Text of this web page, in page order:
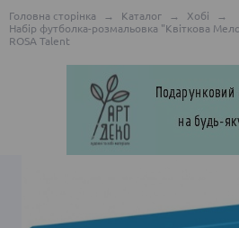
Головна сторінка → Каталог → Хобі
→
Набір футболка-розмальовка "Квіткова
ROSA Talent